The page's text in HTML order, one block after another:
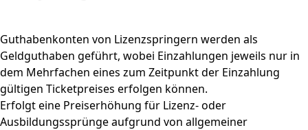
Guthabenkonten von Lizenzspringern werden als
Geldguthaben geführt, wobei Einzahlungen jeweils nur in
dem Mehrfachen eines zum Zeitpunkt der Einzahlung
gültigen Ticketpreises erfolgen können.
Erfolgt eine Preiserhöhung für Lizenz- oder
Ausbildungssprünge aufgrund von allgemeiner